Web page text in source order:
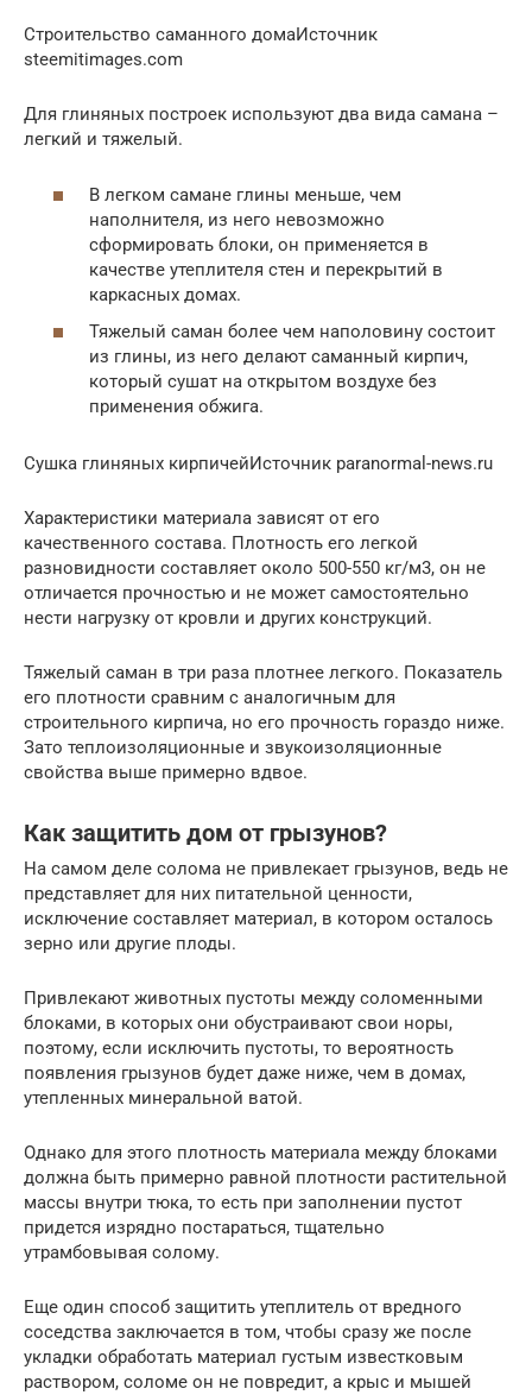
Строительство саманного домаИсточник
steemitimages.com
Для глиняных построек используют два вида самана –
легкий и тяжелый.
В легком самане глины меньше, чем
наполнителя, из него невозможно
сформировать блоки, он применяется в
качестве утеплителя стен и перекрытий в
каркасных домах.
Тяжелый саман более чем наполовину состоит
из глины, из него делают саманный кирпич,
который сушат на открытом воздухе без
применения обжига.
Сушка глиняных кирпичейИсточник paranormal-news.ru
Характеристики материала зависят от его
качественного состава. Плотность его легкой
разновидности составляет около 500-550 кг/м3, он не
отличается прочностью и не может самостоятельно
нести нагрузку от кровли и других конструкций.
Тяжелый саман в три раза плотнее легкого. Показатель
его плотности сравним с аналогичным для
строительного кирпича, но его прочность гораздо ниже.
Зато теплоизоляционные и звукоизоляционные
свойства выше примерно вдвое.
Как защитить дом от грызунов?
На самом деле солома не привлекает грызунов, ведь не
представляет для них питательной ценности,
исключение составляет материал, в котором осталось
зерно или другие плоды.
Привлекают животных пустоты между соломенными
блоками, в которых они обустраивают свои норы,
поэтому, если исключить пустоты, то вероятность
появления грызунов будет даже ниже, чем в домах,
утепленных минеральной ватой.
Однако для этого плотность материала между блоками
должна быть примерно равной плотности растительной
массы внутри тюка, то есть при заполнении пустот
придется изрядно постараться, тщательно
утрамбовывая солому.
Еще один способ защитить утеплитель от вредного
соседства заключается в том, чтобы сразу же после
укладки обработать материал густым известковым
раствором, соломе он не повредит, а крыс и мышей